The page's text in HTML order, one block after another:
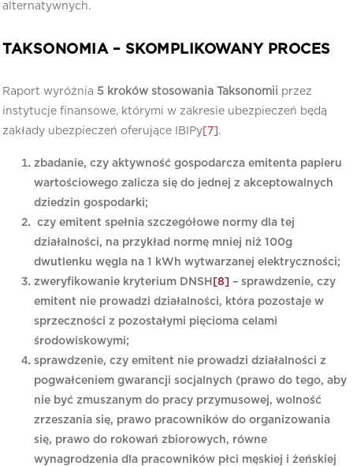
alternatywnych.
TAKSONOMIA – SKOMPLIKOWANY PROCES
Raport wyróżnia 5 kroków stosowania Taksonomii przez
instytucje finansowe, którymi w zakresie ubezpieczeń będą
zakłady ubezpieczeń oferujące IBIPy [7] .
zbadanie, czy aktywność gospodarcza emitenta papieru
wartościowego zalicza się do jednej z akceptowalnych
dziedzin gospodarki;
czy emitent spełnia szczegółowe normy dla tej
działalności, na przykład normę mniej niż 100g
dwutlenku węgla na 1 kWh wytwarzanej elektryczności;
zweryfikowanie kryterium DNSH [8] – sprawdzenie, czy
emitent nie prowadzi działalności, która pozostaje w
sprzeczności z pozostałymi pięcioma celami
środowiskowymi;
sprawdzenie, czy emitent nie prowadzi działalności z
pogwałceniem gwarancji socjalnych (prawo do tego, aby
nie być zmuszanym do pracy przymusowej, wolność
zrzeszania się, prawo pracowników do organizowania
się, prawo do rokowań zbiorowych, równe
wynagrodzenia dla pracowników płci męskiej i żeńskiej